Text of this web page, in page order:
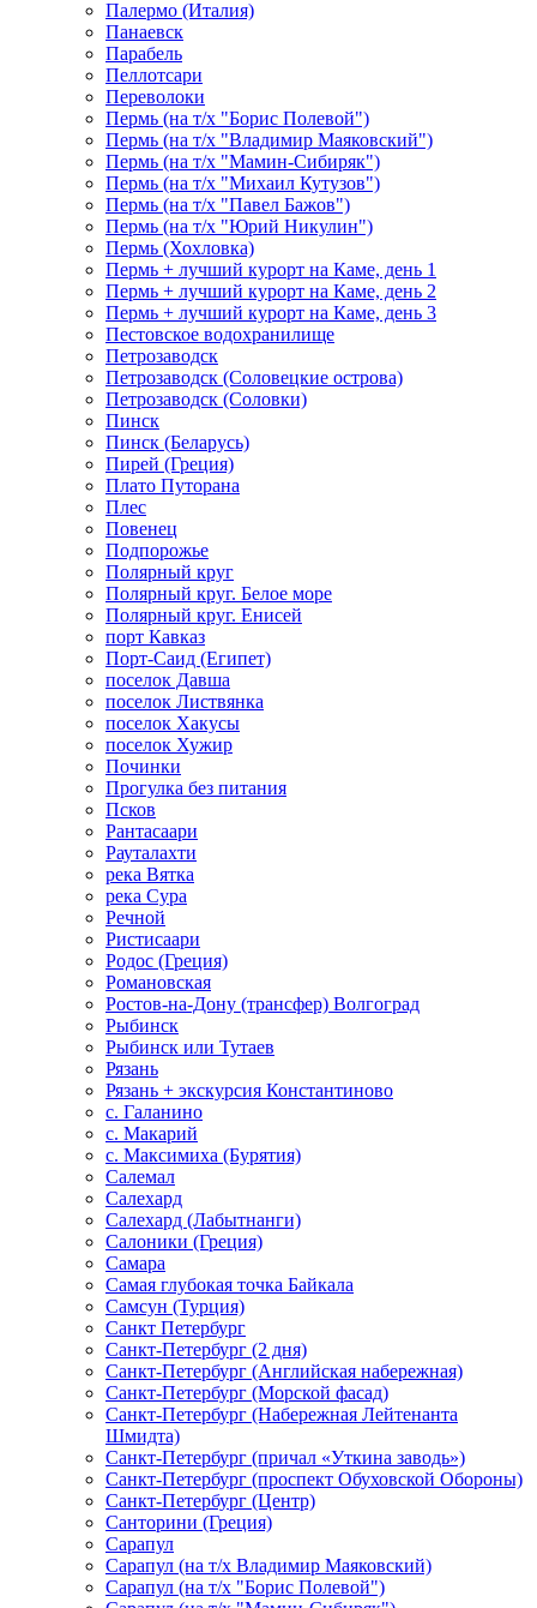
Палермо (Италия)
Панаевск
Парабель
Пеллотсари
Переволоки
Пермь (на т/х "Борис Полевой")
Пермь (на т/х "Владимир Маяковский")
Пермь (на т/х "Мамин-Сибиряк")
Пермь (на т/х "Михаил Кутузов")
Пермь (на т/х "Павел Бажов")
Пермь (на т/х "Юрий Никулин")
Пермь (Хохловка)
Пермь + лучший курорт на Каме, день 1
Пермь + лучший курорт на Каме, день 2
Пермь + лучший курорт на Каме, день 3
Пестовское водохранилище
Петрозаводск
Петрозаводск (Соловецкие острова)
Петрозаводск (Соловки)
Пинск
Пинск (Беларусь)
Пирей (Греция)
Плато Путорана
Плес
Повенец
Подпорожье
Полярный круг
Полярный круг. Белое море
Полярный круг. Енисей
порт Кавказ
Порт-Саид (Египет)
поселок Давша
поселок Листвянка
поселок Хакусы
поселок Хужир
Починки
Прогулка без питания
Псков
Рантасаари
Рауталахти
река Вятка
река Сура
Речной
Ристисаари
Родос (Греция)
Романовская
Ростов-на-Дону (трансфер) Волгоград
Рыбинск
Рыбинск или Тутаев
Рязань
Рязань + экскурсия Константиново
с. Галанино
с. Макарий
с. Максимиха (Бурятия)
Салемал
Салехард
Салехард (Лабытнанги)
Салоники (Греция)
Самара
Самая глубокая точка Байкала
Самсун (Турция)
Санкт Петербург
Санкт-Петербург (2 дня)
Санкт-Петербург (Английская набережная)
Санкт-Петербург (Морской фасад)
Санкт-Петербург (Набережная Лейтенанта
Шмидта)
Санкт-Петербург (причал «Уткина заводь»)
Санкт-Петербург (проспект Обуховской Обороны)
Санкт-Петербург (Центр)
Санторини (Греция)
Сарапул
Сарапул (на т/х Владимир Маяковский)
Сарапул (на т/х "Борис Полевой")